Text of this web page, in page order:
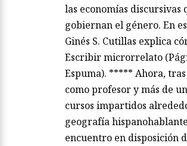
las economías discursivas
gobiernan el género. En
Ginés S. Cutillas explica
Escribir microrrelato
Espuma). ***** Ahora,
como profesor y más de
cursos impartidos
geografía
encuentro en disposición